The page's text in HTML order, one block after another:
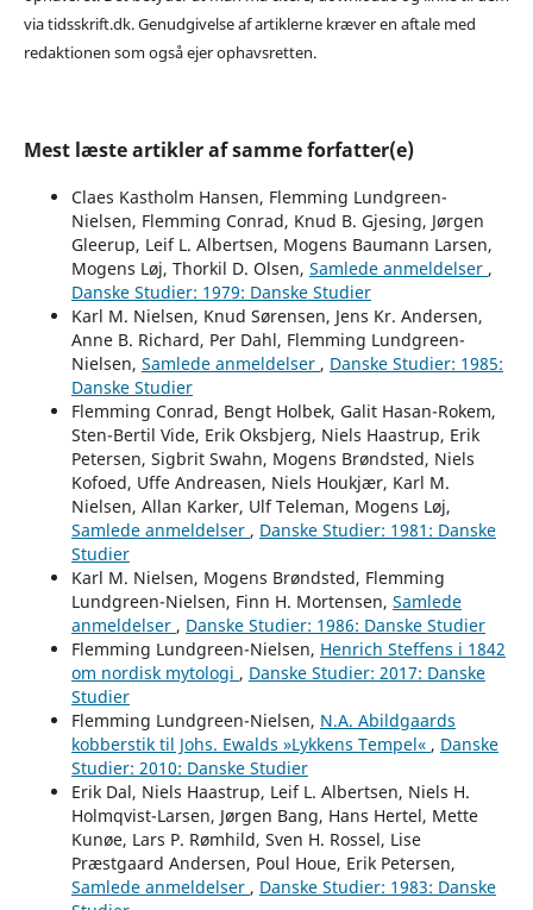
via tidsskrift.dk. Genudgivelse af artiklerne kræver en aftale med
redaktionen som også ejer ophavsretten.
Mest læste artikler af samme forfatter(e)
Claes Kastholm Hansen, Flemming Lundgreen-
Nielsen, Flemming Conrad, Knud B. Gjesing, Jørgen
Gleerup, Leif L. Albertsen, Mogens Baumann Larsen,
Mogens Løj, Thorkil D. Olsen, Samlede anmeldelser ,
Danske Studier: 1979: Danske Studier
Karl M. Nielsen, Knud Sørensen, Jens Kr. Andersen,
Anne B. Richard, Per Dahl, Flemming Lundgreen-
Nielsen, Samlede anmeldelser , Danske Studier: 1985:
Danske Studier
Flemming Conrad, Bengt Holbek, Galit Hasan-Rokem,
Sten-Bertil Vide, Erik Oksbjerg, Niels Haastrup, Erik
Petersen, Sigbrit Swahn, Mogens Brøndsted, Niels
Kofoed, Uffe Andreasen, Niels Houkjær, Karl M.
Nielsen, Allan Karker, Ulf Teleman, Mogens Løj,
Samlede anmeldelser , Danske Studier: 1981: Danske
Studier
Karl M. Nielsen, Mogens Brøndsted, Flemming
Lundgreen-Nielsen, Finn H. Mortensen, Samlede
anmeldelser , Danske Studier: 1986: Danske Studier
Flemming Lundgreen-Nielsen, Henrich Steffens i 1842
om nordisk mytologi , Danske Studier: 2017: Danske
Studier
Flemming Lundgreen-Nielsen, N.A. Abildgaards
kobberstik til Johs. Ewalds »Lykkens Tempel« , Danske
Studier: 2010: Danske Studier
Erik Dal, Niels Haastrup, Leif L. Albertsen, Niels H.
Holmqvist-Larsen, Jørgen Bang, Hans Hertel, Mette
Kunøe, Lars P. Rømhild, Sven H. Rossel, Lise
Præstgaard Andersen, Poul Houe, Erik Petersen,
Samlede anmeldelser , Danske Studier: 1983: Danske